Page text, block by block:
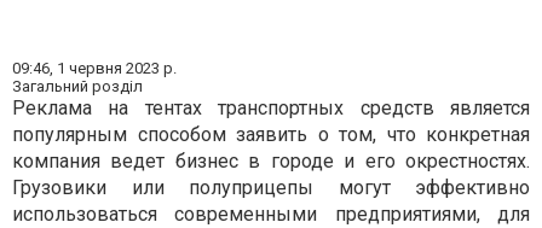
09:46, 1 червня 2023 р.
Загальний розділ
Реклама на тентах транспортных средств является
популярным способом заявить о том, что конкретная
компания ведет бизнес в городе и его окрестностях.
Грузовики или полуприцепы могут эффективно
использоваться современными предприятиями, для